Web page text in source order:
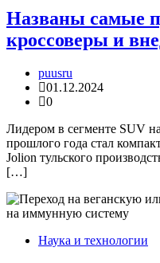
Названы самые
кроссоверы и
puusru
01.12.2024
0
Лидером в сегменте SUV
прошлого года стал
Jolion тульского
[…]
Наука и технологии